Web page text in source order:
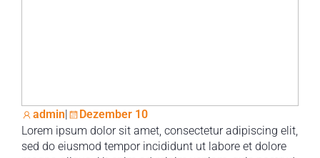
admin|
Dezember 10
Lorem ipsum dolor sit amet, consectetur adipiscing elit,
sed do eiusmod tempor incididunt ut labore et dolore